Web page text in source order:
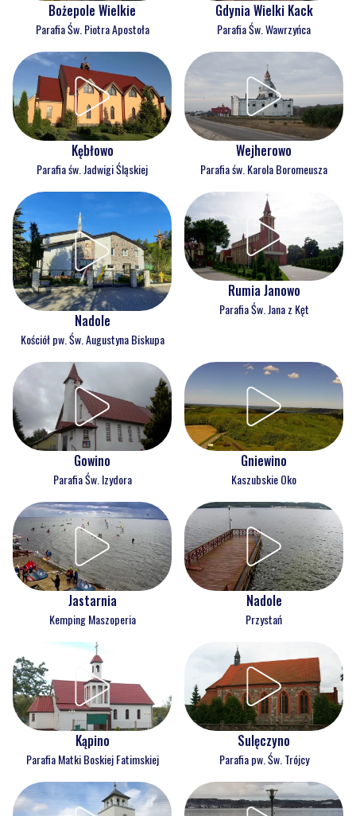
Bożepole Wielkie
Parafia Św. Piotra Apostoła
Gdynia Wielki Kack
Parafia Św. Wawrzyńca
Kębłowo
Parafia św. Jadwigi Śląskiej
Wejherowo
Parafia św. Karola Boromeusza
Nadole
Kościół pw. Św. Augustyna Biskupa
Rumia Janowo
Parafia Św. Jana z Kęt
Gowino
Parafia Św. Izydora
Gniewino
Kaszubskie Oko
Jastarnia
Kemping Maszoperia
Nadole
Przystań
Kąpino
Parafia Matki Boskiej Fatimskiej
Sulęczyno
Parafia pw. Św. Trójcy